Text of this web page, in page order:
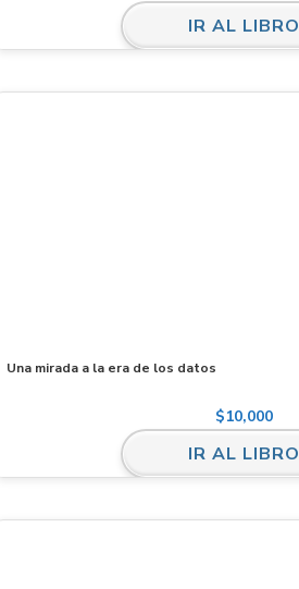
IR AL LIBRO
Una mirada a la era de los datos
$10,000
IR AL LIBRO